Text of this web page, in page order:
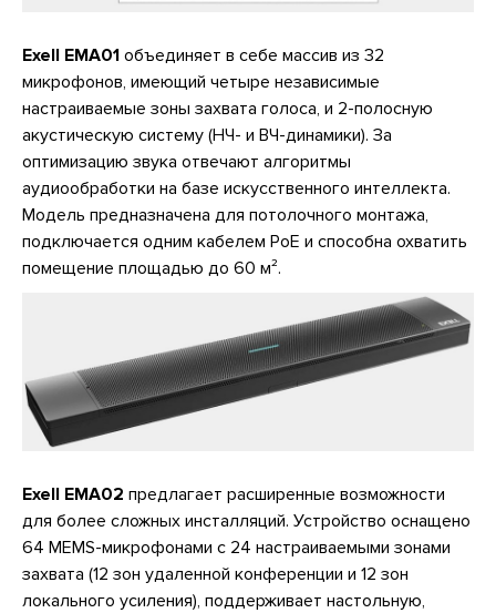
Exell EMA01 объединяет в себе массив из 32
микрофонов, имеющий четыре независимые
настраиваемые зоны захвата голоса, и 2-полосную
акустическую систему (НЧ- и ВЧ-динамики). За
оптимизацию звука отвечают алгоритмы
аудиообработки на базе искусственного интеллекта.
Модель предназначена для потолочного монтажа,
подключается одним кабелем PoE и способна охватить
помещение площадью до 60 м².
Exell EMA02 предлагает расширенные возможности
для более сложных инсталляций. Устройство оснащено
64 MEMS-микрофонами с 24 настраиваемыми зонами
захвата (12 зон удаленной конференции и 12 зон
локального усиления), поддерживает настольную,